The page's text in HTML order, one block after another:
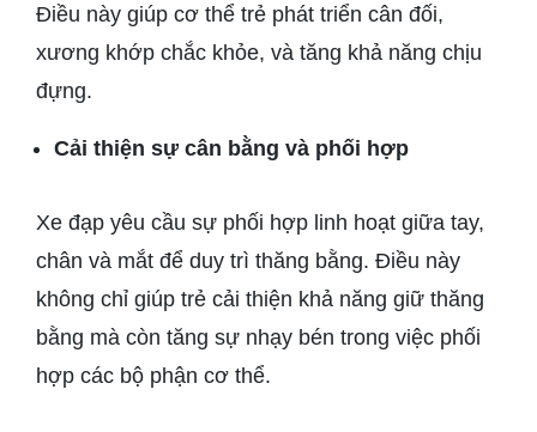
Điều này giúp cơ thể trẻ phát triển cân đối,
xương khớp chắc khỏe, và tăng khả năng chịu
đựng.
Cải thiện sự cân bằng và phối hợp
Xe đạp yêu cầu sự phối hợp linh hoạt giữa tay,
chân và mắt để duy trì thăng bằng. Điều này
không chỉ giúp trẻ cải thiện khả năng giữ thăng
bằng mà còn tăng sự nhạy bén trong việc phối
hợp các bộ phận cơ thể.